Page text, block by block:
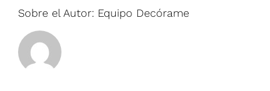
Sobre el Autor: Equipo Decórame